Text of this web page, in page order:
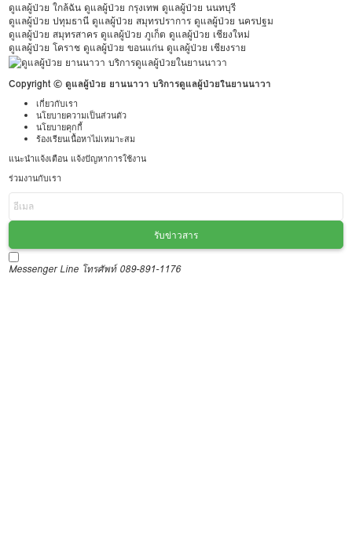
ดูแลผู้ป่วย ใกล้ฉัน ดูแลผู้ป่วย กรุงเทพ ดูแลผู้ป่วย นนทบุรี
ดูแลผู้ป่วย ปทุมธานี ดูแลผู้ป่วย สมุทรปราการ ดูแลผู้ป่วย นครปฐม
ดูแลผู้ป่วย สมุทรสาคร ดูแลผู้ป่วย ภูเก็ต ดูแลผู้ป่วย เชียงใหม่
ดูแลผู้ป่วย โคราช ดูแลผู้ป่วย ขอนแก่น ดูแลผู้ป่วย เชียงราย
Copyright © ดูแลผู้ป่วย ยานนาวา บริการดูแลผู้ป่วยในยานนาวา
เกี่ยวกับเรา
นโยบายความเป็นส่วนตัว
นโยบายคุกกี้
ร้องเรียนเนื้อหาไม่เหมาะสม
แนะนำแจ้งเตือน แจ้งปัญหาการใช้งาน
ร่วมงานกับเรา
รับข่าวสาร
Messenger Line โทรศัพท์ 089-891-1176